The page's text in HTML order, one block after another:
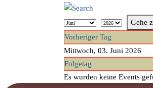
Gehe
Vorheriger Tag
Mittwoch, 03. Juni 2026
Folgetag
Es wurden keine Events